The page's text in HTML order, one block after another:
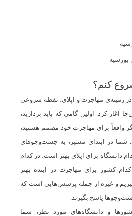
بورسیه
کنم؟
زمینه‌ی مهاجرت و اپلای، نقطه شروعی
آغاز کرد. اولین گامی که باید بردارید،
برای مهاجرت خود مصمم هستید،
شما در ابتدای مسیر، به جست‌وجوهای
دانشگاه برای اپلای بهتر است، در کدام
کشور برای مهاجرت در آینده بهتر
و غیره از جمله پرسش‌هایی است که
پاسخ بگیرند.
و دانشگا‌ه‌های مورد نظر، شما